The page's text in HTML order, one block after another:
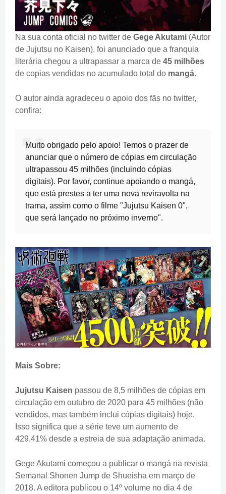
Na sua conta oficial no twitter de Gege Akutami (Autor
de Jujutsu no Kaisen), foi anunciado que a franquia
literária chegou a ultrapassar a marca de 45 milhões
de copias vendidas no acumulado total do mangá.
O autor ainda agradeceu o apoio dos fãs no twitter,
confira:
Muito obrigado pelo apoio! Temos o prazer de
anunciar que o número de cópias em circulação
ultrapassou 45 milhões (incluindo cópias
digitais). Por favor, continue apoiando o mangá,
que está prestes a ter uma nova reviravolta na
trama, assim como o filme "Jujutsu Kaisen 0",
que será lançado no próximo inverno".
Mais Sobre:
Jujutsu Kaisen passou de 8,5 milhões de cópias em
circulação em outubro de 2020 para 45 milhões (não
vendidos, mas também inclui cópias digitais) hoje.
Isso significa que a série teve um aumento de
429,41% desde a estreia de sua adaptação animada.
Gege Akutami começou a publicar o mangá na revista
Semanal Shonen Jump de Shueisha em março de
2018. A editora publicou o 14º volume no dia 4 de